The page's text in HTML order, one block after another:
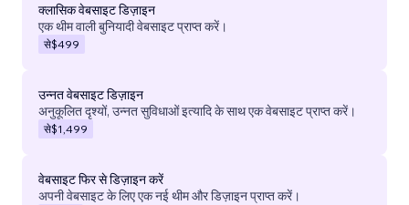
क्लासिक वेबसाइट डिज़ाइन
एक थीम वाली बुनियादी वेबसाइट प्राप्त करें।
से$499
उन्नत वेबसाइट डिज़ाइन
अनुकूलित दृश्यों, उन्नत सुविधाओं इत्यादि के साथ एक वेबसाइट प्राप्त करें।
से$1,499
वेबसाइट फिर से डिज़ाइन करें
अपनी वेबसाइट के लिए एक नई थीम और डिज़ाइन प्राप्त करें।